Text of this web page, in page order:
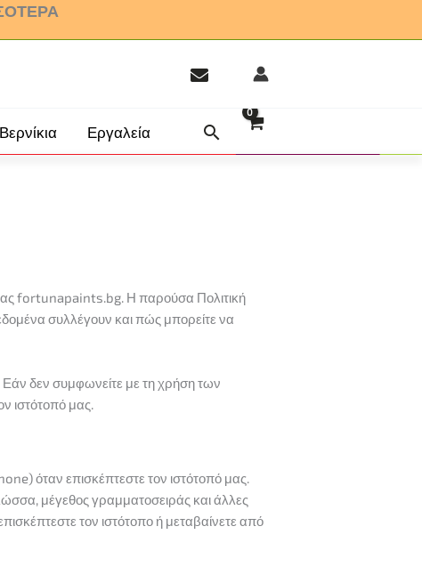
Εργαλεία
μας fortunapaints.bg. Η παρούσα Πολιτική
συλλέγουν και πώς μπορείτε να
δεν συμφωνείτε με τη χρήση των
ιστότοπό μας.
όταν επισκέπτεστε τον ιστότοπό μας.
μέγεθος γραμματοσειράς και άλλες
τον ιστότοπο ή μεταβαίνετε από